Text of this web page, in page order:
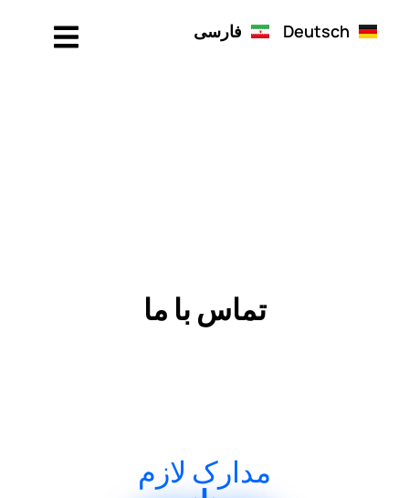
Deutsch فارسی
تماس با ما
مدارک لازم